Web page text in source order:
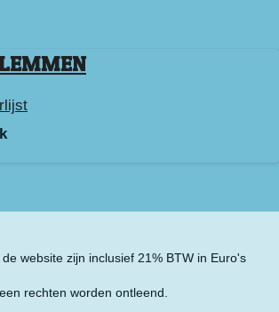
website zijn inclusief 21% BTW in Euro's
rechten worden ontleend.